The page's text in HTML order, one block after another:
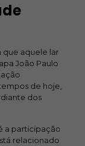
que aquele lar
João Paulo
de hoje,
dos
a participação
relacionado